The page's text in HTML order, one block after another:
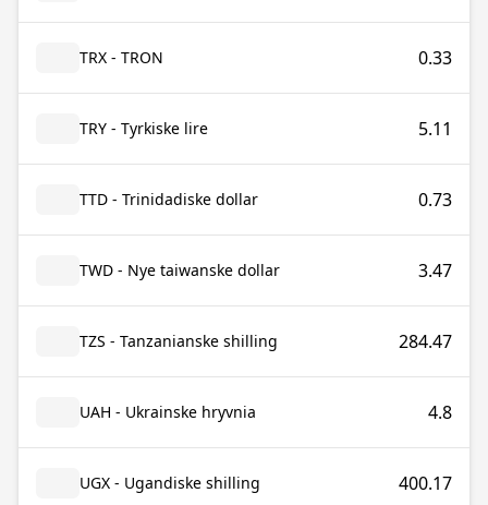
TRX - TRON 0.33
TRY - Tyrkiske lire 5.11
TTD - Trinidadiske dollar 0.73
TWD - Nye taiwanske dollar 3.47
TZS - Tanzanianske shilling 284.47
UAH - Ukrainske hryvnia 4.8
UGX - Ugandiske shilling 400.17